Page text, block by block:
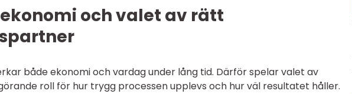
och valet av rätt
både ekonomi och vardag under lång tid. Därför spelar valet av
roll för hur trygg processen upplevs och hur väl resultatet håller.